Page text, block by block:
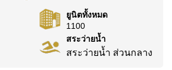
ยูนิตทั้งหมด
1100
สระว่ายน้ำ
สระว่ายน้ำ ส่วนกลาง